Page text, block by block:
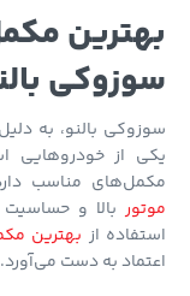
مکمل
بالنو
از خودروهایی است
مناسب دارد.
بالا و حساسیت به
ازبهترین مکمل
به دست می‌آورد.